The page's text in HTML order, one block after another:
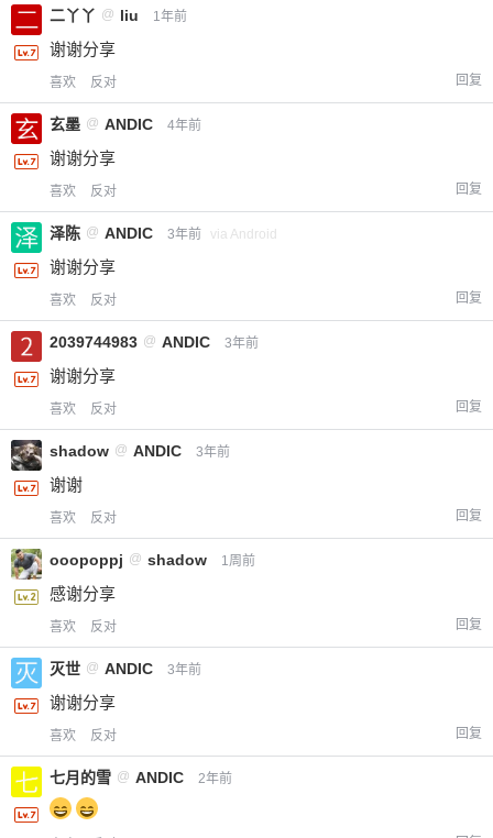
二丫丫 @ liu 1年前
谢谢分享
喜欢 反对 回复
玄墨 @ ANDIC 4年前
谢谢分享
喜欢 反对 回复
泽陈 @ ANDIC 3年前 via Android
谢谢分享
喜欢 反对 回复
2039744983 @ ANDIC 3年前
谢谢分享
喜欢 反对 回复
shadow @ ANDIC 3年前
谢谢
喜欢 反对 回复
ooopoppj @ shadow 1周前
感谢分享
喜欢 反对 回复
灭世 @ ANDIC 3年前
谢谢分享
喜欢 反对 回复
七月的雪 @ ANDIC 2年前